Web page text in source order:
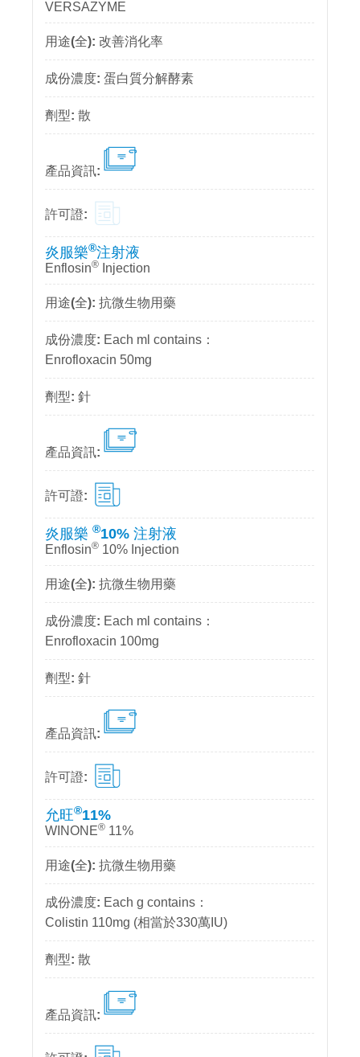
VERSAZYME
改善消化率
蛋白質分解酵素
散
炎服樂®注射液
Enflosin® Injection
抗微生物用藥
Each ml contains：
Enrofloxacin 50mg
針
炎服樂®10% 注射液
Enflosin® 10% Injection
抗微生物用藥
Each ml contains：
Enrofloxacin 100mg
針
允旺®11%
WINONE® 11%
抗微生物用藥
Each g contains：
Colistin 110mg (相當於330萬IU)
散